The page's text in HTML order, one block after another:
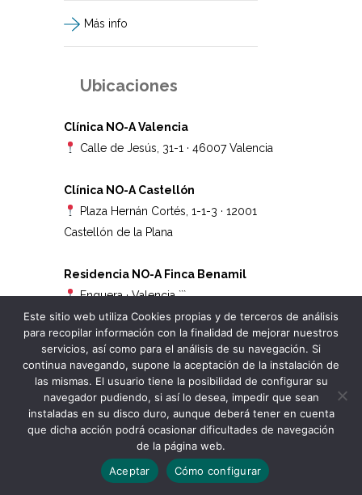
Más info
Ubicaciones
Clínica NO-A Valencia
Calle de Jesús, 31-1 · 46007 Valencia
Clínica NO-A Castellón
Plaza Hernán Cortés, 1-1-3 · 12001
Castellón de la Plana
Residencia NO-A Finca Benamil
Enguera · Valencia```
Copyright © 2022 - 2026 No-A - All Rights Reserved
Hablemos ahora
Este sitio web utiliza Cookies propias y de terceros de análisis
para recopilar información con la finalidad de mejorar nuestros
servicios, así como para el análisis de su navegación. Si
continua navegando, supone la aceptación de la instalación de
las mismas. El usuario tiene la posibilidad de configurar su
navegador pudiendo, si así lo desea, impedir que sean
instaladas en su disco duro, aunque deberá tener en cuenta
que dicha acción podrá ocasionar dificultades de navegación
de la página web.
Aceptar
Cómo configurar